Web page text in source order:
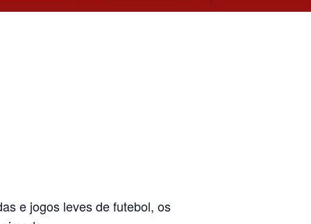
e jogos leves de futebol, os